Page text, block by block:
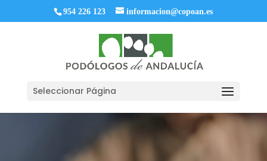
954 226 123 informacion@copoan.es
Seleccionar Página